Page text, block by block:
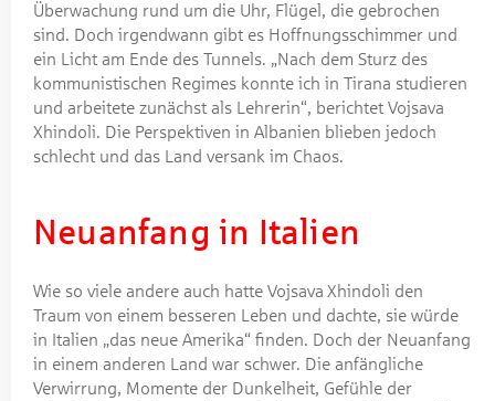
Überwachung rund um die Uhr, Flügel, die gebrochen
sind. Doch irgendwann gibt es Hoffnungsschimmer und
ein Licht am Ende des Tunnels. „Nach dem Sturz des
kommunistischen Regimes konnte ich in Tirana studieren
und arbeitete zunächst als Lehrerin“, berichtet Vojsava
Xhindoli. Die Perspektiven in Albanien blieben jedoch
schlecht und das Land versank im Chaos.
Neuanfang in Italien
Wie so viele andere auch hatte Vojsava Xhindoli den
Traum von einem besseren Leben und dachte, sie würde
in Italien „das neue Amerika“ finden. Doch der Neuanfang
in einem anderen Land war schwer. Die anfängliche
Verwirrung, Momente der Dunkelheit, Gefühle der